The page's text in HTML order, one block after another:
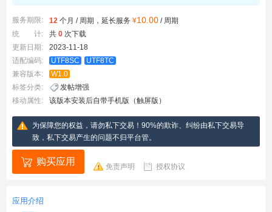
服务期限: 12 个月 / 周期，延长服务 ¥10.00 / 周期
统 计:
共 0 次下载
更新日期:
2023-11-18
适配编码:
UTF8SC
UTF8TC
兼容版本:
W1.0
标签分类:
发帖增强
移动属性:
该版本安装后自带手机版（触屏版）
为保障您的权益，请勿私下交易！90%的欺诈、纠纷由私下交易导
致，私下交易产生的问题不归平台管。
购买应用 免责声明 授权协议
应用介绍